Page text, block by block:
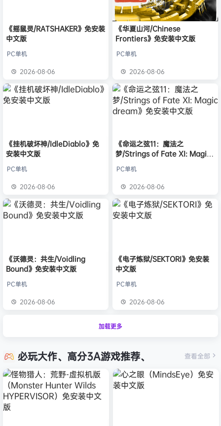
《摇鼠灵/RATSHAKER》免安装
中文版
PC单机
2026-08-06
《华夏山河/Chinese
Frontiers》免安装中文版
PC单机
2026-08-06
《挂机破坏神/IdleDiablo》免
安装中文版
PC单机
2026-08-06
《命运之弦11：魔法之
梦/Strings of Fate XI: Magic
PC单机
2026-08-06
《沃德灵：共生/Voidling
Bound》免安装中文版
PC单机
2026-08-06
《电子炼狱/SEKTORI》免安装
中文版
PC单机
2026-08-06
加载更多
必玩大作、高分3A游戏推荐、 查看全部